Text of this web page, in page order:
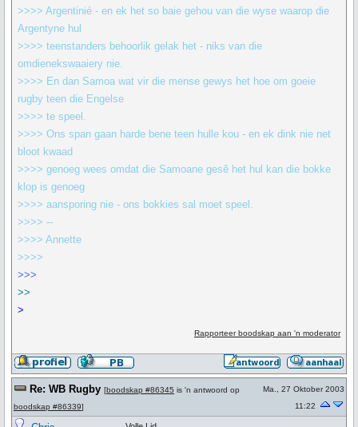
>>>> Argentinié - en ek het so baie gehou van die wyse waarop die
Argentyne hul
>>>> teenstanders behoorlik gelak het - niks van die
omdienekswaaiery nie.
>>>> En dan Samoa wat vir die mense gewys het hoe om goeie
rugby teen die Engelse
>>>> te speel.
>>>> Ons span gaan harde bene teen hulle kou - en ek dink nie net
bloot kwaad
>>>> genoeg wees omdat die Samoane gesê het hul kan die bokke
klop is genoeg
>>>> aansporing nie - ons bokkies sal moet speel.
>>>> --
>>>> Annette
>>>>
>>>
>>
>
Rapporteer boodskap aan 'n moderator
Re: WB Rugby [boodskap #86345 is 'n antwoord op
boodskap #86339]
Ma., 27 Oktober 2003
11:22